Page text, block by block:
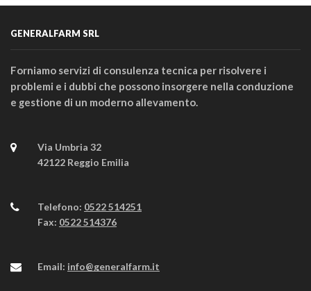
GENERALFARM SRL
Forniamo servizi di consulenza tecnica per risolvere i
problemi e i dubbi che possono insorgere nella conduzione
e gestione di un moderno allevamento.
Via Umbria 32
42122 Reggio Emilia
Telefono: 0522 514251
Fax: 0522 514376
Email: info@generalfarm.it